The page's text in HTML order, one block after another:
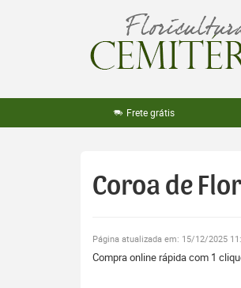
Frete grátis
Coroa de
Página atualizada em: 15/12/2025
Compra online rápida com 1